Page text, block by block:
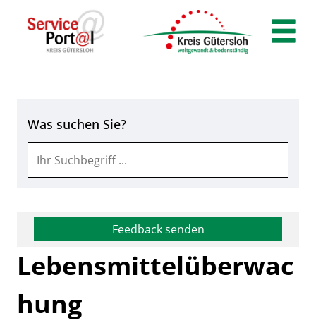
Zum Hauptinhalt springen
Zum Hauptinhalt
Was suchen Sie?
Feedback senden
Lebensmittelüberwac
hung